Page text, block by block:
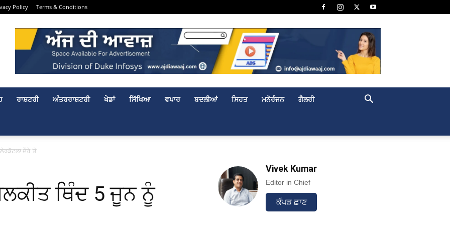
Policy Terms & Conditions
ਰਾਸ਼ਟਰੀ ਅੰਤਰਰਾਸ਼ਟਰੀ ਖੇਡਾਂ ਸਿੱਖਿਆ ਵਪਾਰ ਬਦਲੀਆਂ ਸਿਹਤ ਮਨੋਰੰਜਨ ਗੈਲਰੀ
ਦੌਰੇ ’ਤੇ
ਥਿੰਦ 5 ਜੂਨ ਨੂੰ
Vivek Kumar
Editor in Chief
ਕੱਪੜ ਛਾਣ